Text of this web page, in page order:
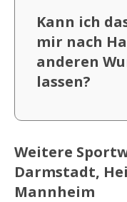
Kann ich
mir nach
anderen
lassen?
Weitere
Darmstadt,
Mannheim